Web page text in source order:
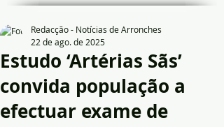
Estudo ‘Artérias Sãs’
convida população a
efectuar exame de
Redacção - Notícias de Arronches
22 de ago. de 2025